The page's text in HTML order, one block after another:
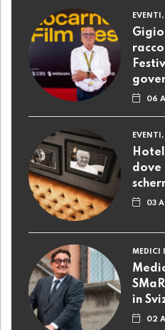
06
dove
03
MEDICI
in
02